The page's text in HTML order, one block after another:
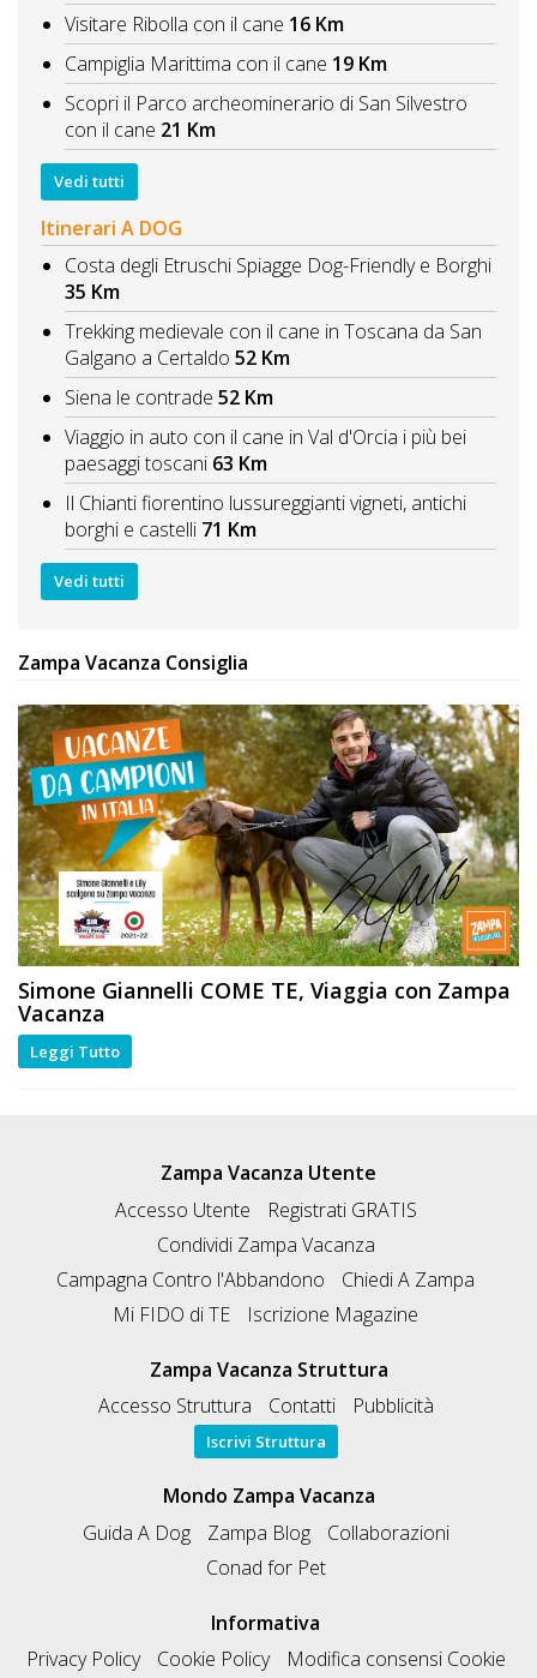
Visitare Ribolla con il cane 16 Km
Campiglia Marittima con il cane 19 Km
Scopri il Parco archeominerario di San Silvestro
con il cane 21 Km
Vedi tutti
Itinerari A DOG
Costa degli Etruschi Spiagge Dog-Friendly e Borghi
35 Km
Trekking medievale con il cane in Toscana da San
Galgano a Certaldo 52 Km
Siena le contrade 52 Km
Viaggio in auto con il cane in Val d'Orcia i più bei
paesaggi toscani 63 Km
Il Chianti fiorentino lussureggianti vigneti, antichi
borghi e castelli 71 Km
Vedi tutti
Zampa Vacanza Consiglia
Simone Giannelli COME TE, Viaggia con Zampa
Vacanza
Leggi Tutto
Zampa Vacanza Utente
Accesso Utente
Registrati GRATIS
Condividi Zampa Vacanza
Campagna Contro l'Abbandono
Chiedi A Zampa
Mi FIDO di TE
Iscrizione Magazine
Zampa Vacanza Struttura
Accesso Struttura
Contatti Pubblicità
Iscrivi Struttura
Mondo Zampa Vacanza
Guida A Dog
Zampa Blog
Collaborazioni
Conad for Pet
Informativa
Privacy Policy
Cookie Policy Modifica consensi Cookie